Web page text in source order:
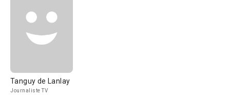
Tanguy de Lanlay
Journaliste TV